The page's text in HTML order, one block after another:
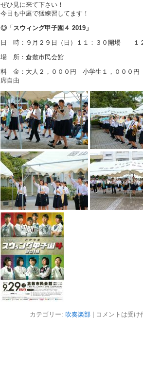
ぜひ見に来て下さい！
今日も中庭で猛練習してます！
◎「スウィング甲子園４ 2019」
日 時：９月２９日（日）１１：３０開場 １
場 所：倉敷市民会館
料 金：大人２，０００円 小学生１，０００
席自由
カテゴリー: 吹奏楽部| コメントは受け